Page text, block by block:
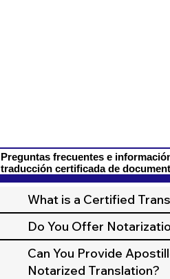
Preguntas frecuentes e
traducción certificada de
What is a Certified
Do You Offer
Can You Provide
Notarized Translation?